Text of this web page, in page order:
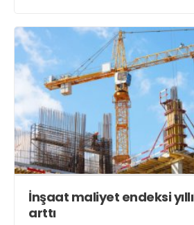
İnşaat maliyet endeksi
arttı